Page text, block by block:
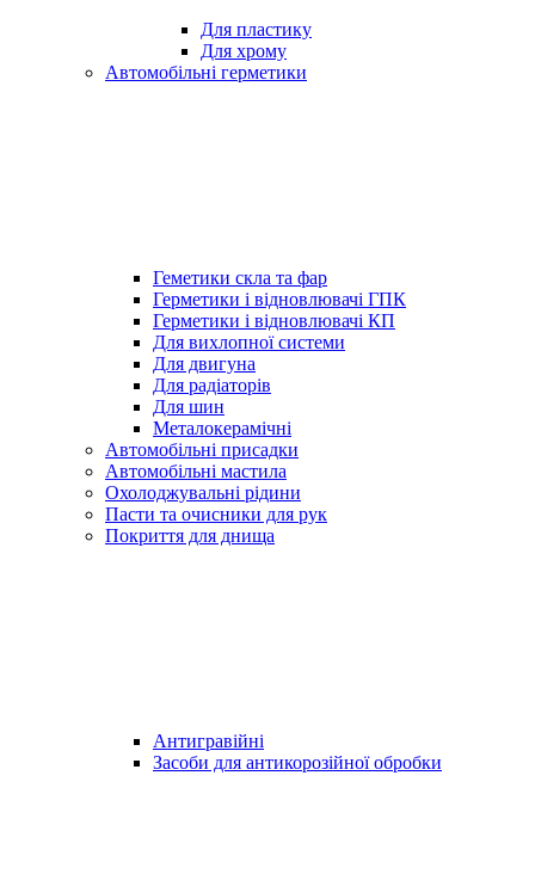
Для пластику
Для хрому
Автомобільні герметики
Геметики скла та фар
Герметики і відновлювачі ГПК
Герметики і відновлювачі КП
Для вихлопної системи
Для двигуна
Для радіаторів
Для шин
Металокерамічні
Автомобільні присадки
Автомобільні мастила
Охолоджувальні рідини
Пасти та очисники для рук
Покриття для днища
Антигравійні
Засоби для антикорозійної обробки